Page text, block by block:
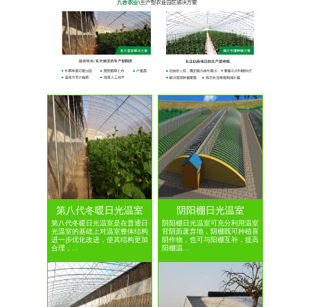
第八代冬暖日光温室
第八代冬暖日光温室是在普通日
光温室的基础上对温室整体结构
进一步优化改进，使其结构更加
合理，…
阴阳棚日光温室
阴阳棚日光温室可充分利用温室
背阴面废弃地，阴棚既可种植喜
阴作物，也可与阳棚互补，提高
阳棚温…